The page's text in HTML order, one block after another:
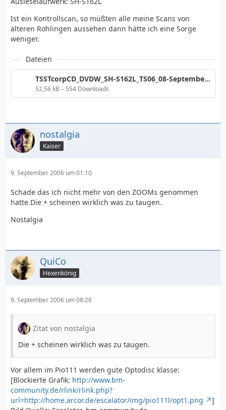
Ist ein Kontrollscan, so müßten alle meine Scans von
älteren Rohlingen aussehen dann hätte ich eine Sorge
weniger.
Dateien
TSSTcorpCD_DVDW_SH-S162L_TS06_08-September-2006_21_53.png
52,56 kB – 554 Downloads
nostalgia
Kaiser
9. September 2006 um 01:10
Schade das ich nicht mehr von den ZOOMs genommen
hatte.Die + scheinen wirklich was zu taugen.
Nostalgia
QuiCo
Hexenkönig
9. September 2006 um 08:26
Zitat von nostalgia
Die + scheinen wirklich was zu taugen.
Vor allem im Pio111 werden gute Optodisc klasse:
[Blockierte Grafik: http://www.bm-
community.de/rlink/rlink.php?
url=http://home.arcor.de/escalator/img/pio111l/opt1.png
]